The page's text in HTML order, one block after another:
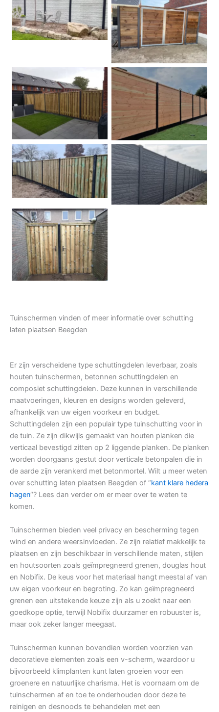
Betonschutting
Dubbele poort
Betonpalen schutting Douglas
Hout beton schuttingen Rots motief antraciet
Tuindeur grenen
Tuinschermen vinden of meer informatie over schutting
laten plaatsen Beegden
Er zijn verscheidene type schuttingdelen leverbaar, zoals
houten tuinschermen, betonnen schuttingdelen en
composiet schuttingdelen. Deze kunnen in verschillende
maatvoeringen, kleuren en designs worden geleverd,
afhankelijk van uw eigen voorkeur en budget.
Schuttingdelen zijn een populair type tuinschutting voor in
de tuin. Ze zijn dikwijls gemaakt van houten planken die
verticaal bevestigd zitten op 2 liggende planken. De planken
worden doorgaans gestut door verticale betonpalen die in
de aarde zijn verankerd met betonmortel. Wilt u meer weten
over schutting laten plaatsen Beegden of “kant klare hedera
hagen“? Lees dan verder om er meer over te weten te
komen.
Tuinschermen bieden veel privacy en bescherming tegen
wind en andere weersinvloeden. Ze zijn relatief makkelijk te
plaatsen en zijn beschikbaar in verschillende maten, stijlen
en houtsoorten zoals geïmpregneerd grenen, douglas hout
en Nobifix. De keus voor het materiaal hangt meestal af van
uw eigen voorkeur en begroting. Zo kan geïmpregneerd
grenen een uitstekende keuze zijn als u zoekt naar een
goedkope optie, terwijl Nobifix duurzamer en robuuster is,
maar ook zeker langer meegaat.
Tuinschermen kunnen bovendien worden voorzien van
decoratieve elementen zoals een v-scherm, waardoor u
bijvoorbeeld klimplanten kunt laten groeien voor een
groenere en natuurlijke charisma. Het is voornaam om de
tuinschermen af en toe te onderhouden door deze te
reinigen en desnoods te behandelen met een